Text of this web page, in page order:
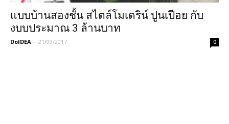
แบบบ้านสองชั้น สไตล์โมเดริน์ ปูนเปือย กับ
งบบประมาณ 3 ล้านบาท
DoIDEA - 21/09/2017 0